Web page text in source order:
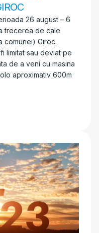
26 august – 6
trecerea de cale
comunei) Giroc.
limitat sau deviat pe
de a veni cu masina
aproximativ 600m